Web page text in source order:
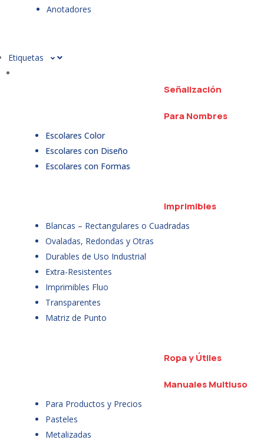
Anotadores
Etiquetas
Señalización
Para Nombres
Escolares Color
Escolares con Diseño
Escolares con Formas
Imprimibles
Blancas – Rectangulares o Cuadradas
Ovaladas, Redondas y Otras
Durables de Uso Industrial
Extra-Resistentes
Imprimibles Fluo
Transparentes
Matriz de Punto
Ropa y Útiles
Manuales Multiuso
Para Productos y Precios
Pasteles
Metalizadas